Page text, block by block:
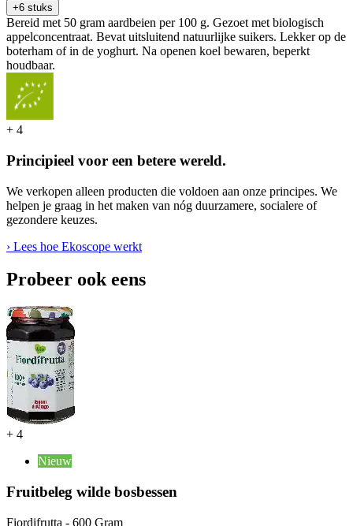
+6 stuks
Bereid met 50 gram aardbeien per 100 g. Gezoet met biologisch
appelconcentraat. Bevat uitsluitend natuurlijke suikers. Lekker op de
boterham of in de yoghurt. Na openen koel bewaren, beperkt
houdbaar.
+ 4
Principieel voor een betere wereld.
We verkopen alleen producten die voldoen aan onze principes. We
helpen je graag in het maken van nóg duurzamere, socialere of
gezondere keuzes.
› Lees hoe Ekoscope werkt
Probeer ook eens
+ 4
Nieuw
Fruitbeleg wilde bosbessen
Fiordifrutta - 600 Gram